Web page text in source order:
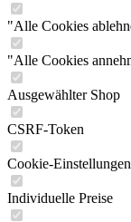
"Alle Cookies
"Alle Cookies
Ausgewählter Shop
CSRF-Token
Cookie-Einstellungen
Individuelle Preise